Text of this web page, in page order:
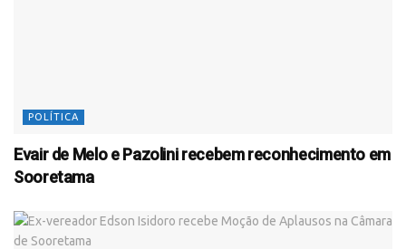
POLÍTICA
Evair de Melo e Pazolini recebem reconhecimento em
Sooretama